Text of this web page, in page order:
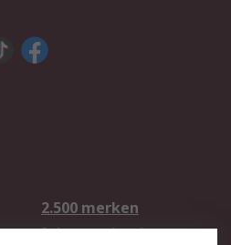
2.500 merken
Inkoopoplossingen